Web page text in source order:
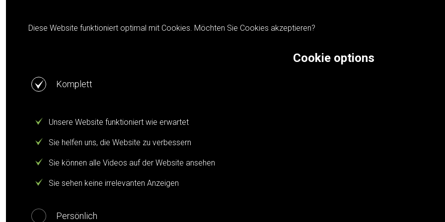
Cookie notification
Diese Website funktioniert optimal mit Cookies. Möchten Sie Cookies akzeptieren?
Cookie options
Komplett
Unsere Website funktioniert wie erwartet
Sie helfen uns, die Website zu verbessern
Sie können alle Videos auf der Website ansehen
Sie sehen keine irrelevanten Anzeigen
Persönlich